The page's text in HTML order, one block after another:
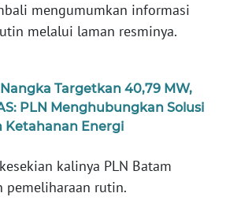
mengumumkan informasi
melalui laman resminya.
Targetkan 40,79 MW,
PLN Menghubungkan Solusi
Ketahanan Energi
kalinya PLN Batam
pemeliharaan rutin.